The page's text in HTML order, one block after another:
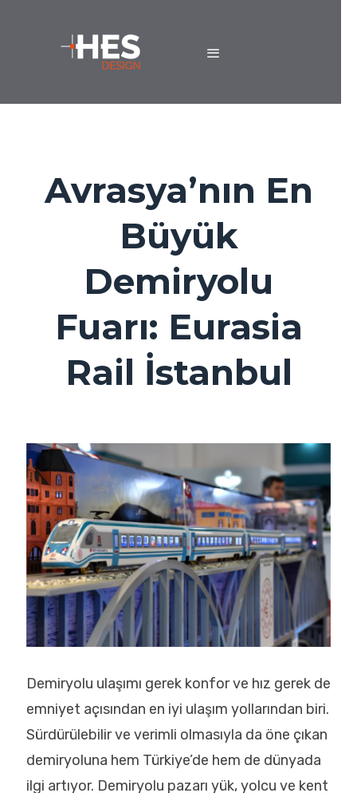
Avrasya’nın En
Büyük
Demiryolu
Fuarı: Eurasia
Rail İstanbul
Demiryolu ulaşımı gerek konfor ve hız gerek de
emniyet açısından en iyi ulaşım yollarından biri.
Sürdürülebilir ve verimli olmasıyla da öne çıkan
demiryoluna hem Türkiye’de hem de dünyada
ilgi artıyor. Demiryolu pazarı yük, yolcu ve kent